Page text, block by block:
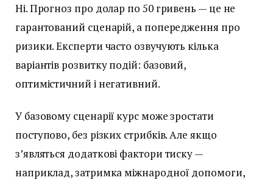
Ні. Прогноз про долар по 50 гривень — це не
гарантований сценарій, а попередження про
ризики. Експерти часто озвучують кілька
варіантів розвитку подій: базовий,
оптимістичний і негативний.
У базовому сценарії курс може зростати
поступово, без різких стрибків. Але якщо
з’являться додаткові фактори тиску —
наприклад, затримка міжнародної допомоги,